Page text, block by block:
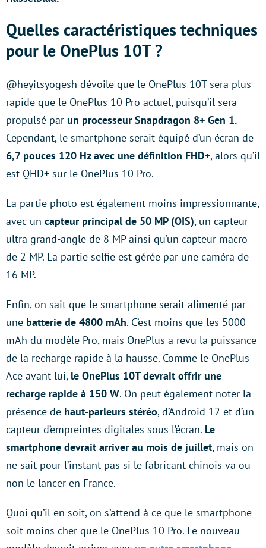
Quelles caractéristiques techniques
pour le OnePlus 10T ?
@heyitsyogesh dévoile que le OnePlus 10T sera plus
rapide que le OnePlus 10 Pro actuel, puisqu’il sera
propulsé par un processeur Snapdragon 8+ Gen 1.
Cependant, le smartphone serait équipé d’un écran de
6,7 pouces 120 Hz avec une définition FHD+, alors qu’il
est QHD+ sur le OnePlus 10 Pro.
La partie photo est également moins impressionnante,
avec un capteur principal de 50 MP (OIS), un capteur
ultra grand-angle de 8 MP ainsi qu’un capteur macro
de 2 MP. La partie selfie est gérée par une caméra de
16 MP.
Enfin, on sait que le smartphone serait alimenté par
une batterie de 4800 mAh. C’est moins que les 5000
mAh du modèle Pro, mais OnePlus a revu la puissance
de la recharge rapide à la hausse. Comme le OnePlus
Ace avant lui, le OnePlus 10T devrait offrir une
recharge rapide à 150 W. On peut également noter la
présence de haut-parleurs stéréo, d’Android 12 et d’un
capteur d’empreintes digitales sous l’écran. Le
smartphone devrait arriver au mois de juillet, mais on
ne sait pour l’instant pas si le fabricant chinois va ou
non le lancer en France.
Quoi qu’il en soit, on s’attend à ce que le smartphone
soit moins cher que le OnePlus 10 Pro. Le nouveau